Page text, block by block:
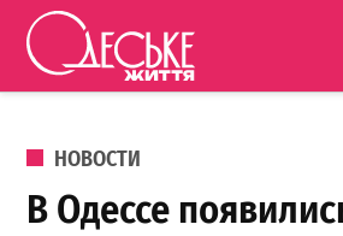
Перейти к содержанию
життя
ОПУБЛИКОВАНО В
НОВОСТИ
В Одессе